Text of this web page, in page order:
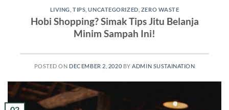
LIVING ,TIPS ,UNCATEGORIZED ZERO WASTE
Hobi Shopping? Simak Tips Jitu Belanja
Minim Sampah Ini!
POSTED ON DECEMBER 2, 2020 BY ADMIN SUSTAINATION